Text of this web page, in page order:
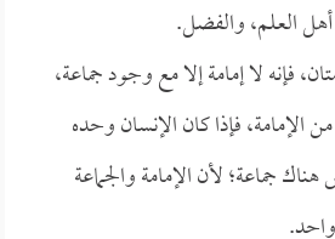
أهل العلم، والفضل.
فإنه لا إمامة إلا مع وجود جماعة،
الإمامة، فإذا كان الإنسان وحده
جماعة؛ لأن الإمامة والجماعة